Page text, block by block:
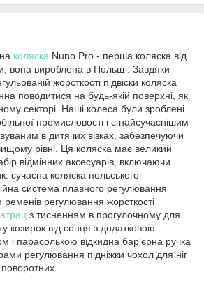
коляска Nuno Pro - перша коляска від
вона вироблена в Польщі. Завдяки
жорсткості підвіски коляска
поводитися на будь-якій поверхні, як
секторі. Наші колеса були зроблені
промисловості і є найсучаснішим
в дитячих візках, забезпечуючи
рівні. Ця коляска має великий
відмінних аксесуарів, включаючи
сучасна коляска польського
система плавного регулювання
регулювання жорсткості
з тисненням в прогулочному для
козирок від сонця з додатковою
і парасолькою відкидна бар'єрна ручка
регулювання підніжки чохол для ніг